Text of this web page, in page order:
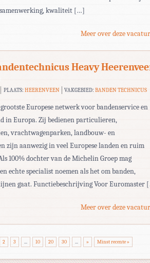
kwaliteit […]
Meer over deze
Heavy
PLAATS: HEERENVEEN VAKGEBIED:BANDEN TECHNICUS
Europese netwerk voor bandenservice en
in Europa. Zij bedienen particulieren,
vrachtwagenparken, landbouw- en
zijn aanwezig in veel Europese landen en ruim
100% dochter van de Michelin Groep mag
echte specialist noemen als het om banden,
gaat. Functiebeschrijving Voor Euromaster
Meer over deze
2 3 ... 10 20 30 ... » Minst recente »